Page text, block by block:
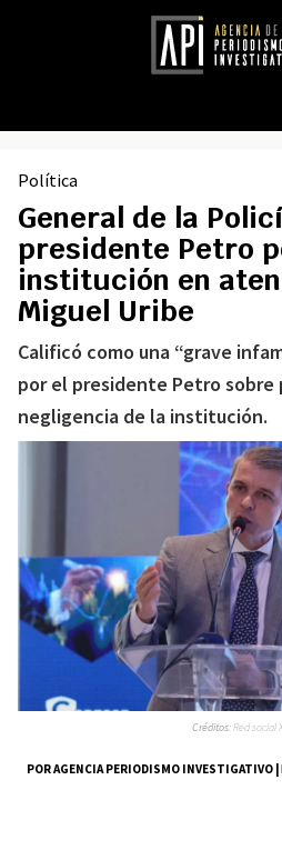
Política
General de la
presidente Petro
institución en
Miguel Uribe
Calificó como una “grave
por el presidente Petro sobre
negligencia de la institución.
POR AGENCIA PERIODISMO INVESTIGATIVO |
Créditos:Red social